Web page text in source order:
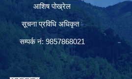
आशिष पोख्रेल
सूचना प्रविधि अधिकृत
सम्पर्क नं: 9857868021